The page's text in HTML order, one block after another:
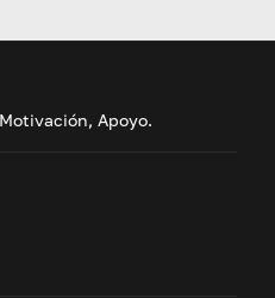
Apoyo.